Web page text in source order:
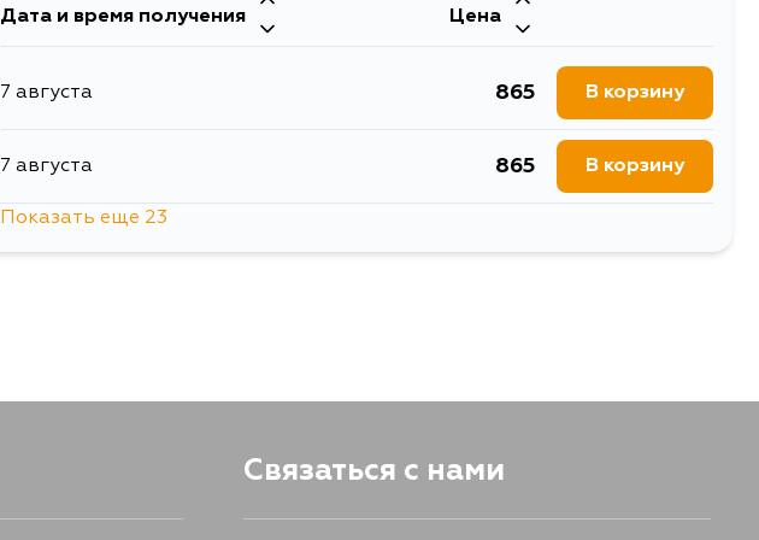
12 августа 1534
12 августа 1304 В корзину
29 августа 1501 В корзину
Дата и время получения Цена
7 августа 865 В корзину
7 августа 865 В корзину
1128
Показать еще 23
Связаться с нами